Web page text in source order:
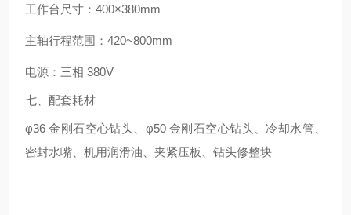
工作台尺寸：400×380mm
主轴行程范围：420~800mm
电源：三相 380V
七、配套耗材
φ36 金刚石空心钻头、φ50 金刚石空心钻头、冷却水管、
密封水嘴、机用润滑油、夹紧压板、钻头修整块